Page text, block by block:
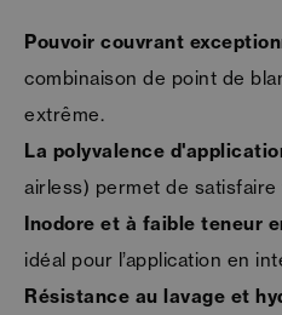
Pouvoir couvrant
combinaison de point de
extrême.
La polyvalence
airless) permet de
Inodore et à faible teneur
idéal pour l’application en
Résistance au lavage et